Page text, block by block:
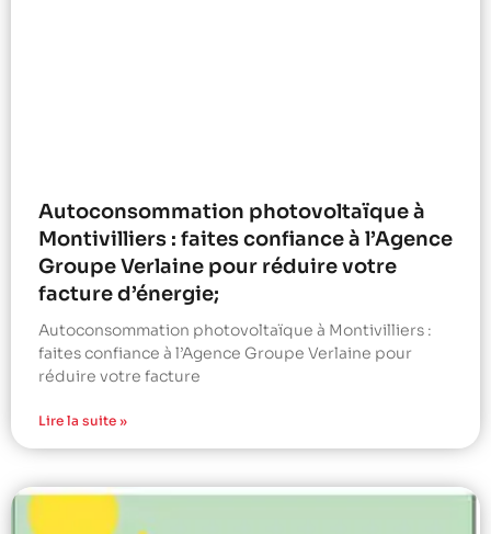
Autoconsommation photovoltaïque à
Montivilliers : faites confiance à l’Agence
Groupe Verlaine pour réduire votre
facture d’énergie;
Autoconsommation photovoltaïque à Montivilliers :
faites confiance à l’Agence Groupe Verlaine pour
réduire votre facture
Lire la suite »